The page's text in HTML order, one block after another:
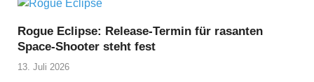
Rogue Eclipse: Release-Termin für rasanten
Space-Shooter steht fest
13. Juli 2026